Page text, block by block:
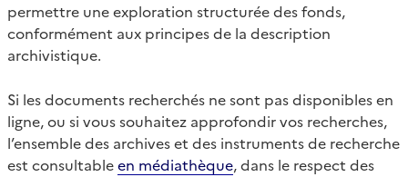
permettre une exploration structurée des fonds,
conformément aux principes de la description
archivistique.
Si les documents recherchés ne sont pas disponibles en
ligne, ou si vous souhaitez approfondir vos recherches,
l’ensemble des archives et des instruments de recherche
est consultableen médiathèque, dans le respect des